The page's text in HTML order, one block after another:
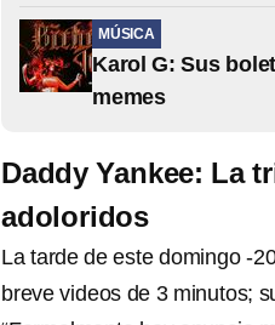
MÚSICA
Karol G: Sus
memes
Daddy Yankee: La
adoloridos
La tarde de este domingo -
breve videos de 3 minutos;